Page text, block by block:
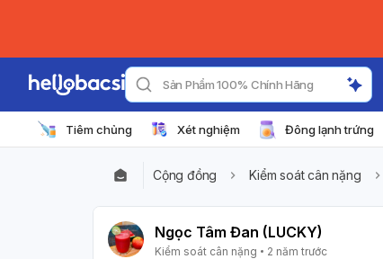
Sản Phẩm 100% Chính Hãng
Tiêm chủng Xét nghiệm Đông lạnh trứng
Cộng đồng Kiểm soát cân nặng
Ngọc Tâm Đan (LUCKY)
Kiểm soát cân nặng 2 năm trước